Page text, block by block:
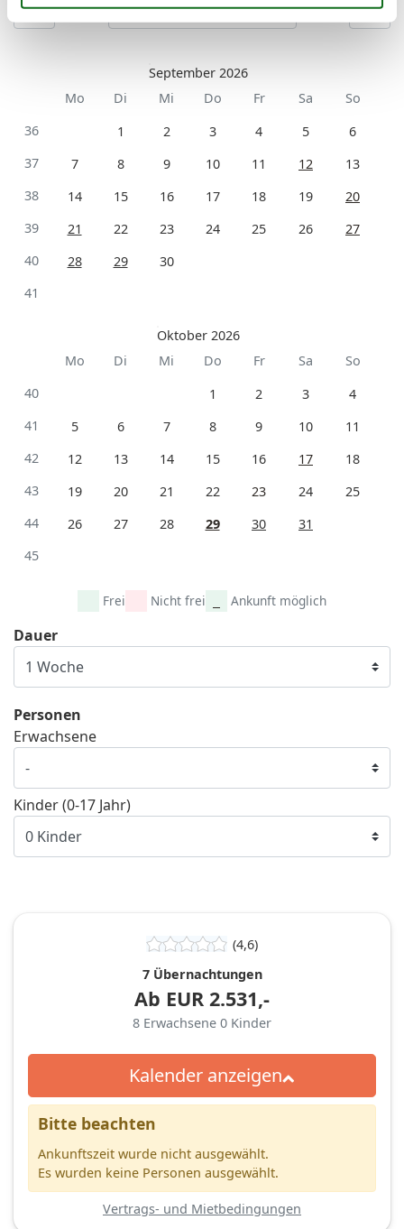
September 2026
Mo
Di Mi Do Fr Sa
So
36
1 2 3 4 5
6
37
7 8 9 10 11 12
13
38
14 15 16 17 18 19
20
39
21 22 23 24 25 26
27
40
28 29
30
41
Oktober 2026
Mo
Di Mi Do Fr Sa
So
40
1 2 3
4
41
5 6 7 8 9 10
11
42
12 13 14 15 16 17
18
43
19 20 21 22 23 24
25
44
26 27 28 29 30
31
45
Frei Nicht frei Ankunft möglich
Dauer
Personen
Erwachsene
Kinder (0-17 Jahr)
(4,6)
7 Übernachtungen
Ab EUR 2.531,-
8 Erwachsene 0 Kinder
Kalender anzeigen
Bitte beachten
Ankunftszeit wurde nicht ausgewählt.
Es wurden keine Personen ausgewählt.
Vertrags- und Mietbedingungen